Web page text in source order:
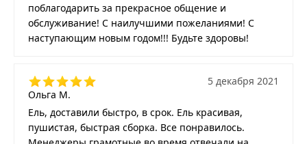
поблагодарить за прекрасное общение и
обслуживание! С наилучшими пожеланиями! С
наступающим новым годом!!! Будьте здоровы!
Ольга М.
5 декабря 2021
Ель, доставили быстро, в срок. Ель красивая,
пушистая, быстрая сборка. Все понравилось.